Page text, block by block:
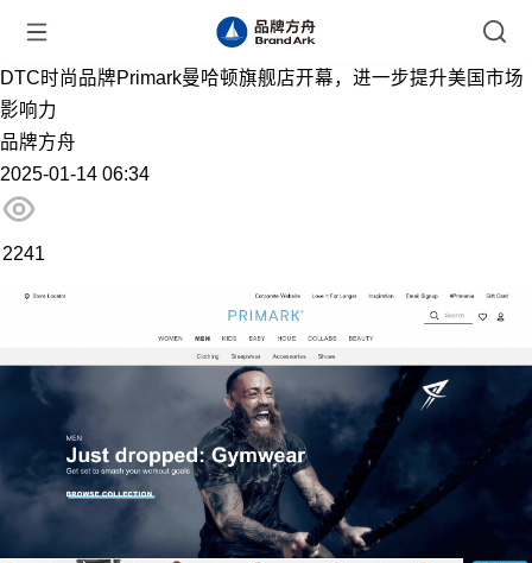
DTC时尚品牌Primark曼哈顿旗舰店开幕，进一步提升美国市场
影响力
品牌方舟
2025-01-14 06:34
2241